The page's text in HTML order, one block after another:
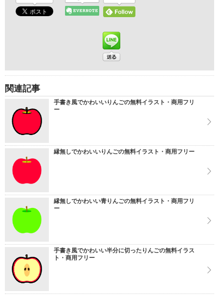
関連記事
手書き風でかわいいりんごの無料イラスト・商用フリ
ー
縁無しでかわいいりんごの無料イラスト・商用フリー
縁無しでかわいい青りんごの無料イラスト・商用フリ
ー
手書き風でかわいい半分に切ったりんごの無料イラス
ト・商用フリー